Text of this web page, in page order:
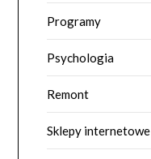
Programy
Psychologia
Remont
Sklepy internetowe